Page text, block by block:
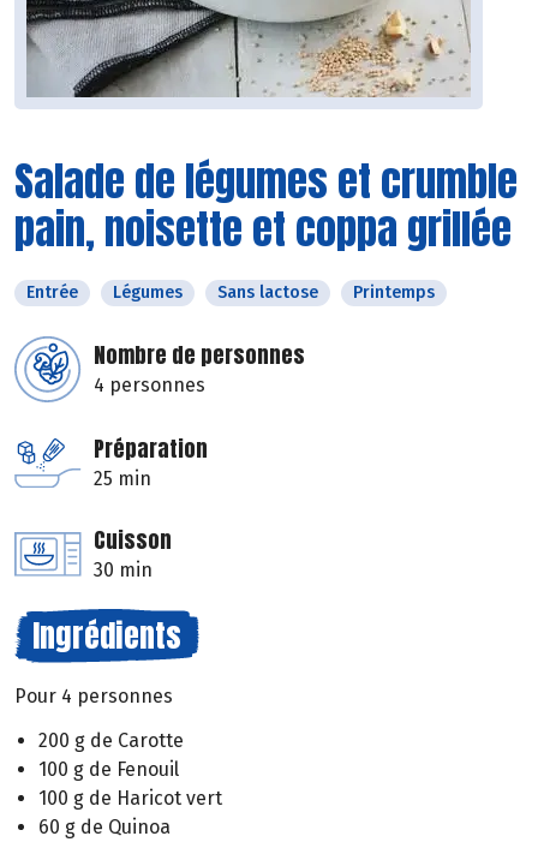
Salade de légumes et crumble
pain, noisette et coppa grillée
Entrée Légumes Sans lactose Printemps
Nombre de personnes
4 personnes
Préparation
25 min
Cuisson
30 min
Ingrédients
Pour 4 personnes
200 g de Carotte
100 g de Fenouil
100 g de Haricot vert
60 g de Quinoa